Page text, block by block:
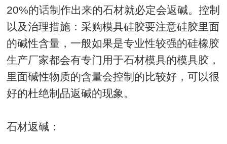
20%的话制作出来的石材就必定会返碱。控制
以及治理措施：采购模具硅胶要注意硅胶里面
的碱性含量，一般如果是专业性较强的硅橡胶
生产厂家都会有专门用于石材模具的模具胶，
里面碱性物质的含量会控制的比较好，可以很
好的杜绝制品返碱的现象。
石材返碱：